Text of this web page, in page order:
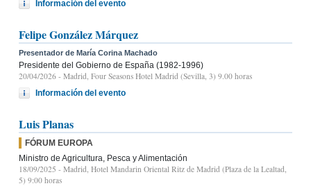
Información del evento
Felipe González Márquez
Presentador de María Corina Machado
Presidente del Gobierno de España (1982-1996)
20/04/2026 - Madrid, Four Seasons Hotel Madrid (Sevilla, 3) 9.00 horas
Información del evento
Luis Planas
FÓRUM EUROPA
Ministro de Agricultura, Pesca y Alimentación
18/09/2025 - Madrid, Hotel Mandarin Oriental Ritz de Madrid (Plaza de la Lealtad,
5) 9:00 horas